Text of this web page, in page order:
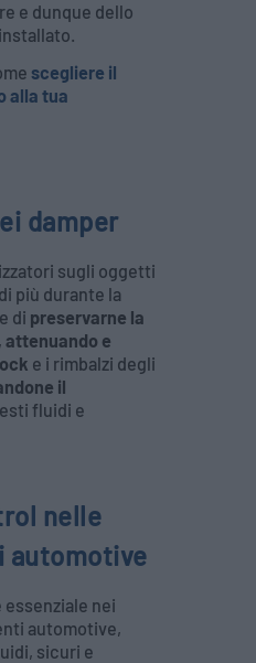
e dunque dello
scegliere il
alla tua
damper
sugli oggetti
più durante la
di preservarne la
attenuando e
e i rimbalzi degli
il
fluidi e
nelle
automotive
nei
automotive,
sicuri e